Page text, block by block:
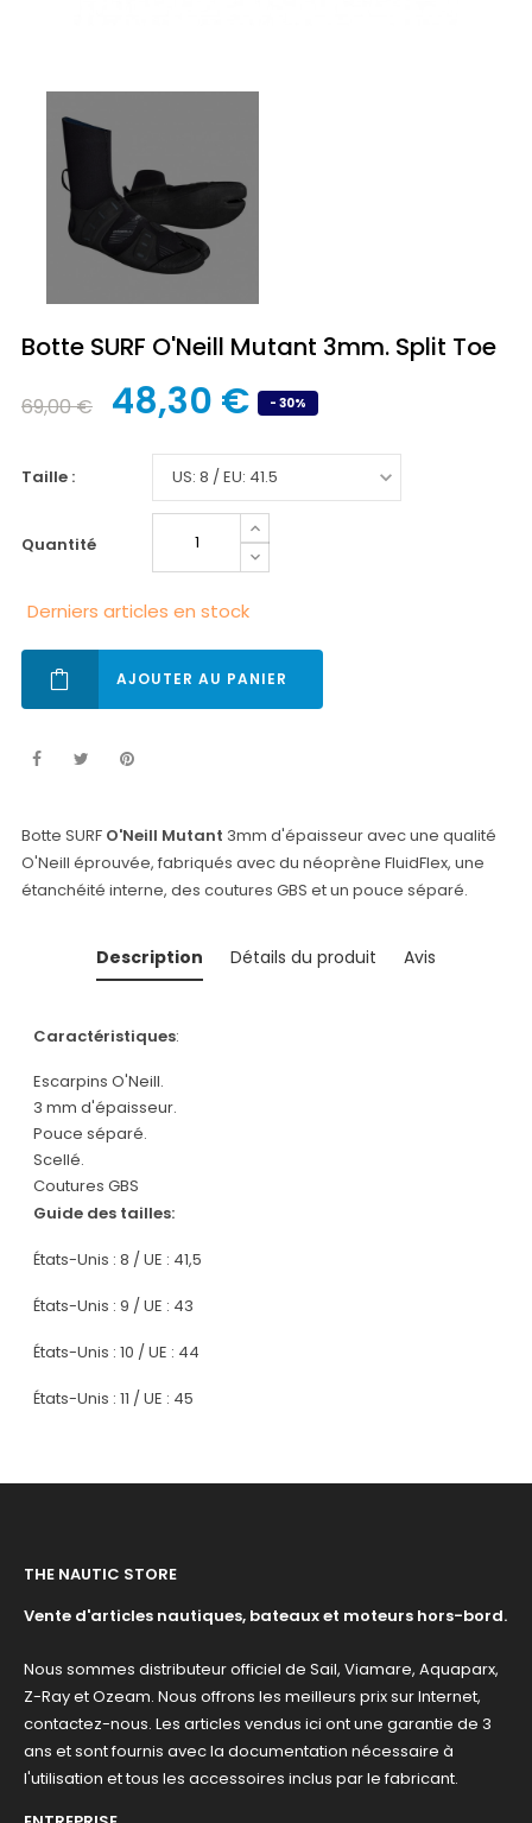
Botte SURF O'Neill Mutant 3mm. Split Toe
69,00 € 48,30 € - 30%
taille :
quantité
Derniers articles en stock
AJOUTER AU PANIER
Botte SURF O'Neill Mutant 3mm d'épaisseur avec une qualité
O'Neill éprouvée, fabriqués avec du néoprène FluidFlex, une
étanchéité interne, des coutures GBS et un pouce séparé.
Description Détails du produit Avis
Caractéristiques:
Escarpins O'Neill.
3 mm d'épaisseur.
Pouce séparé.
Scellé.
Coutures GBS
Guide des tailles:
États-Unis : 8 / UE : 41,5
États-Unis : 9 / UE : 43
États-Unis : 10 / UE : 44
États-Unis : 11 / UE : 45
THE NAUTIC STORE
Vente d'articles nautiques, bateaux et moteurs hors-bord.
Nous sommes distributeur officiel de Sail, Viamare, Aquaparx,
Z-Ray et Ozeam. Nous offrons les meilleurs prix sur Internet,
contactez-nous. Les articles vendus ici ont une garantie de 3
ans et sont fournis avec la documentation nécessaire à
l'utilisation et tous les accessoires inclus par le fabricant.